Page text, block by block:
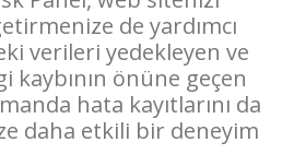
de yardımcı
verileri yedekleyen ve
kaybının önüne geçen
hata kayıtlarını da
daha etkili bir deneyim